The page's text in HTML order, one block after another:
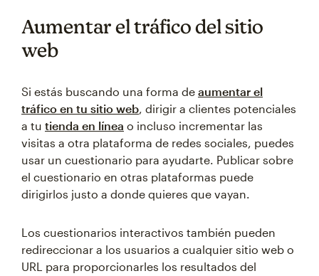
Aumentar el tráfico del sitio
web
Si estás buscando una forma de aumentar el
tráfico en tu sitio web, dirigir a clientes potenciales
a tu tienda en línea o incluso incrementar las
visitas a otra plataforma de redes sociales, puedes
usar un cuestionario para ayudarte. Publicar sobre
el cuestionario en otras plataformas puede
dirigirlos justo a donde quieres que vayan.
Los cuestionarios interactivos también pueden
redireccionar a los usuarios a cualquier sitio web o
URL para proporcionarles los resultados del